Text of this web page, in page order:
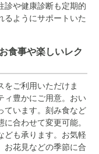
診や健康診断も定期的
るようにサポートいた
食事や楽しいレク
をご利用いただけま
ィ豊かにご用意。おい
ています。刻み食など
合わせて変更可能。
ども承ります。お気軽
お花見などの季節に合